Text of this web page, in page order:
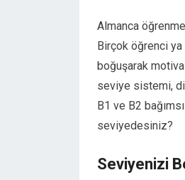
Almanca
Birçok öğrenci
boğuşarak
seviye sistemi,
B1 ve B2
seviyedesiniz?
Seviyenizi